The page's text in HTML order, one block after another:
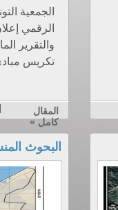
الجمعية
الرقمي
تكريس
المقال
كامل »
البحوث